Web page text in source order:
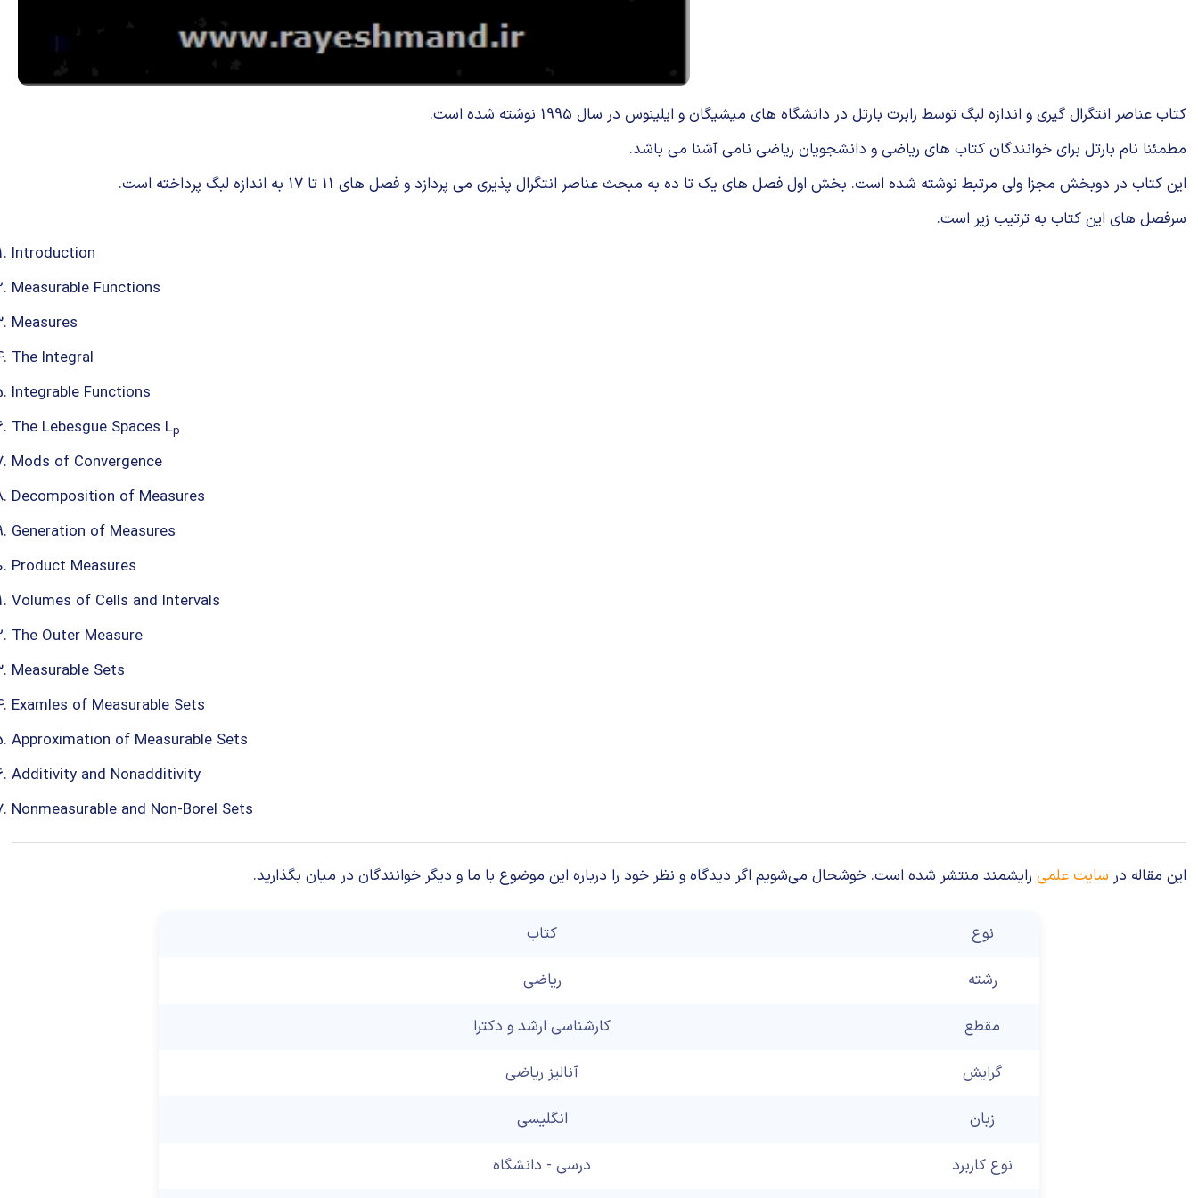
کتاب عناصر انتگرال گیری و اندازه لبگ توسط رابرت بارتل در دانشگاه های میشیگان و ایلینوس در سال 1995 نوشته شده است.
مطمئنا نام بارتل برای خوانندگان کتاب های ریاضی و دانشجویان ریاضی نامی آشنا می باشد.
این کتاب در دوبخش مجزا ولی مرتبط نوشته شده است. بخش اول فصل های یک تا ده به مبحث عناصر انتگرال پذیری می پردازد و فصل های 11 تا 17 به اندازه لبگ پرداخته است.
سرفصل های این کتاب به ترتیب زیر است.
Introduction
Measurable Functions
Measures
The Integral
Integrable Functions
The Lebesgue Spaces Lp
Mods of Convergence
Decomposition of Measures
Generation of Measures
Product Measures
Volumes of Cells and Intervals
The Outer Measure
Measurable Sets
Examles of Measurable Sets
Approximation of Measurable Sets
Additivity and Nonadditivity
Nonmeasurable and Non-Borel Sets
این مقاله در سایت علمی رایشمند منتشر شده است. خوشحال می‌شویم اگر دیدگاه و نظر خود را درباره این موضوع با ما و دیگر خوانندگان در میان بگذارید.
نوع کتاب
رشته ریاضی
مقطع کارشناسی ارشد و دکترا
گرایش آنالیز ریاضی
زبان انگلیسی
نوع کاربرد درسی - دانشگاه